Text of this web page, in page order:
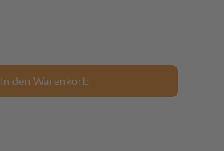
In den Warenkorb